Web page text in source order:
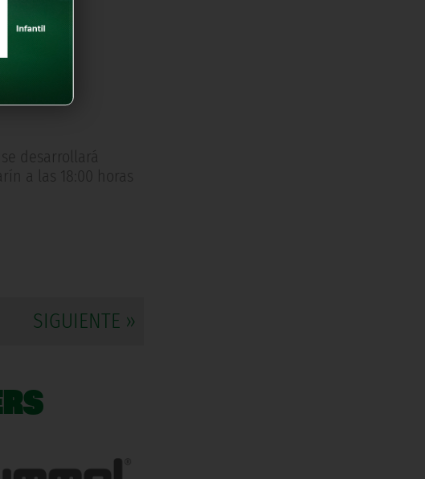
la
desarrollará
a las 18:00 horas
SIGUIENTE »